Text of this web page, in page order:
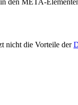
den META-
nicht die Vorteile der